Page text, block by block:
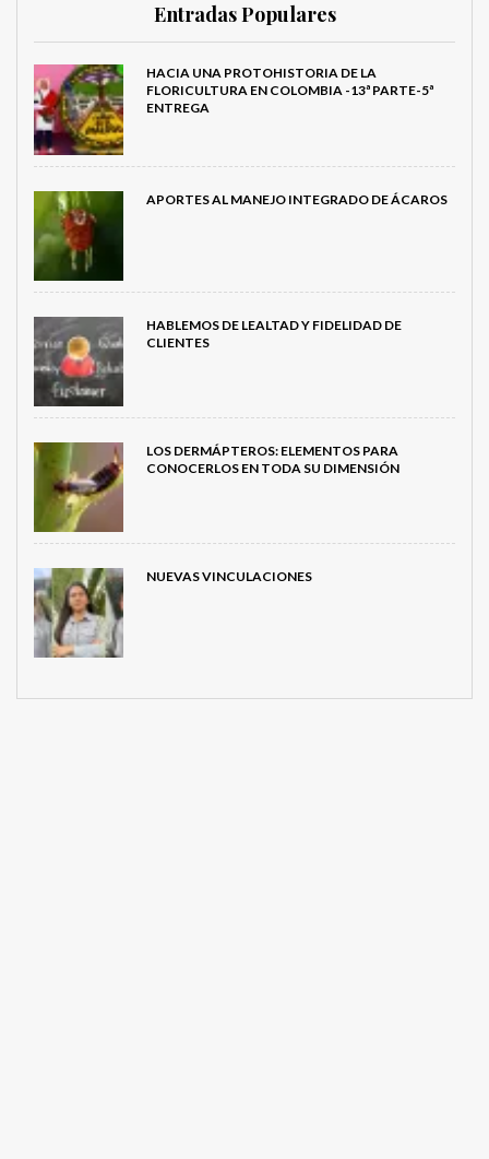
Entradas Populares
HACIA UNA PROTOHISTORIA DE LA
FLORICULTURA EN COLOMBIA -13ª PARTE-5ª
ENTREGA
APORTES AL MANEJO INTEGRADO DE ÁCAROS
HABLEMOS DE LEALTAD Y FIDELIDAD DE
CLIENTES
LOS DERMÁPTEROS: ELEMENTOS PARA
CONOCERLOS EN TODA SU DIMENSIÓN
NUEVAS VINCULACIONES